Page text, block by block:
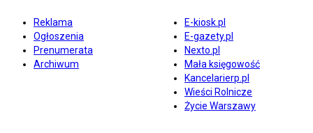
Reklama
Ogłoszenia
Prenumerata
Archiwum
E-kiosk.pl
E-gazety.pl
Nexto.pl
Mała księgowość
Kancelarierp.pl
Wieści Rolnicze
Życie Warszawy